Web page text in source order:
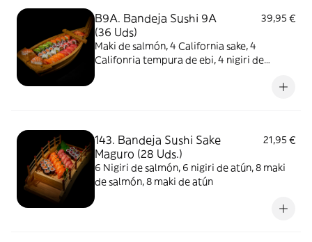
B9A. Bandeja Sushi 9A
(36 Uds)
39,95 €
Maki de salmón, 4 California sake, 4
Califonria tempura de ebi, 4 nigiri de
143. Bandeja Sushi Sake
Maguro (28 Uds.)
21,95 €
6 Nigiri de salmón, 6 nigiri de atún, 8 maki
de salmón, 8 maki de atún